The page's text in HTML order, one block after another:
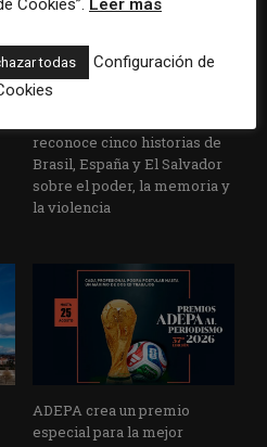
reconoce cinco historias de
Brasil, España y El Salvador
sobre el poder, la memoria y
la violencia
ADEPA crea un premio
especial para la mejor
Cookies”. Leer más
todas
Configuración de